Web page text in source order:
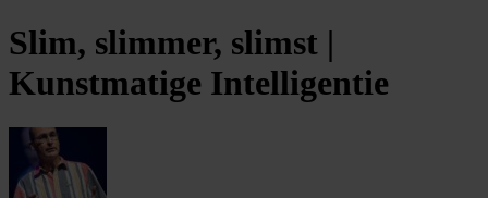
Slim, slimmer, slimst |
Kunstmatige Intelligentie